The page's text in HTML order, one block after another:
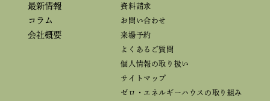
最新情報
コラム
会社概要
資料請求
お問い合わせ
来場予約
よくあるご質問
個人情報の取り扱い
サイトマップ
ゼロ・エネルギーハウスの取り組み